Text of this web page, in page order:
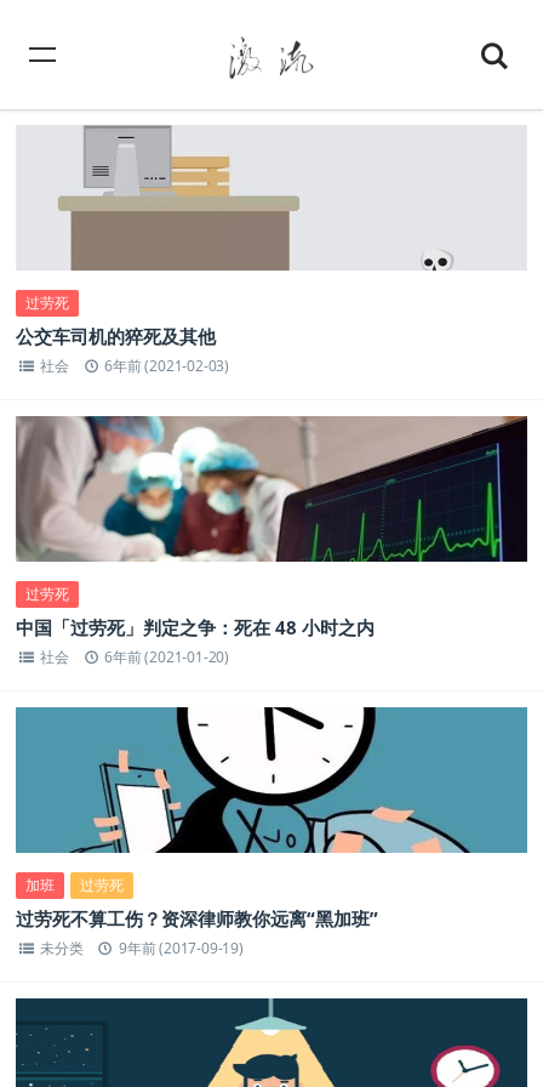
过劳死
公交车司机的猝死及其他
社会 6年前 (2021-02-03)
过劳死
中国「过劳死」判定之争：死在 48 小时之内
社会 6年前 (2021-01-20)
加班 过劳死
过劳死不算工伤？资深律师教你远离“黑加班”
未分类 9年前 (2017-09-19)